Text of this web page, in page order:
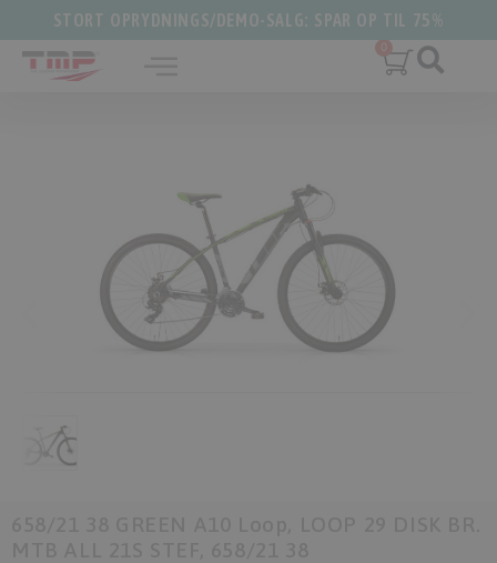
STORT OPRYDNINGS/DEMO-SALG: SPAR OP TIL 75%